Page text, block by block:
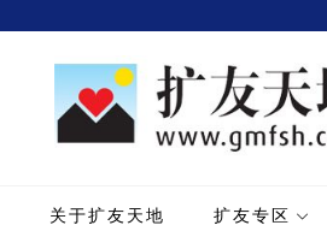
关于扩友天地 扩友专区